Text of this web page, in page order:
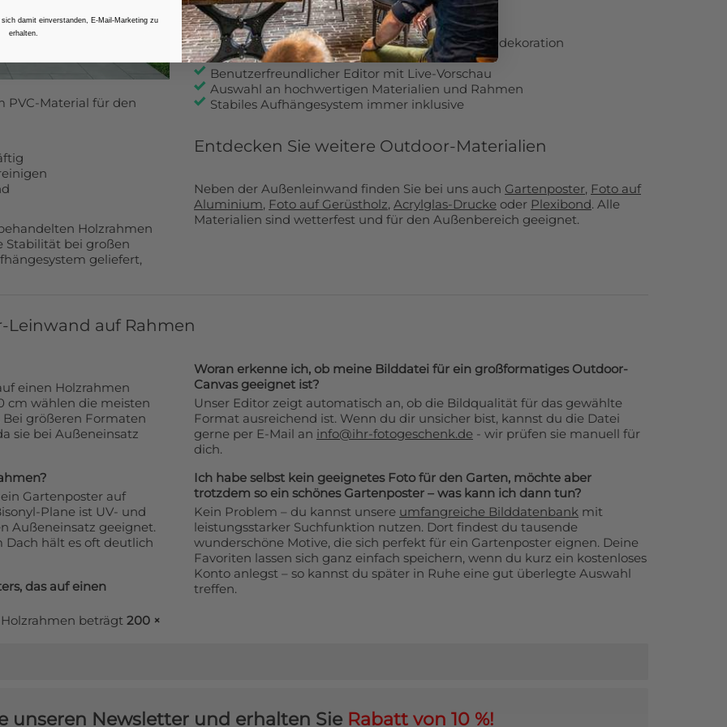
112,99€
49,99€
jetzt 57,99€
86,99€
116,99€
131,99€
191,99€
cm:221,99€
cm:236,99€
PVC-Material für den
Holzrahmen
Stabilität bei großen
geliefert,
Seit 2006 Spezialist für Außenprints und Gartendekoration
Tausende zufriedene Kunden in Deutschland
Benutzerfreundlicher Editor mit Live-Vorschau
Auswahl an hochwertigen Materialien und Rahmen
Stabiles Aufhängesystem immer inklusive
Entdecken Sie weitere Outdoor-Materialien
Neben der Außenleinwand finden Sie bei uns auch Gartenposter, Foto auf
Aluminium, Foto auf Gerüstholz, Acrylglas-Drucke oder Plexibond. Alle
Materialien sind wetterfest und für den Außenbereich geeignet.
Leinwand auf Rahmen
einen Holzrahmen
cm wählen die meisten
größeren Formaten
sie bei Außeneinsatz
Gartenposter auf
Plane ist UV- und
Außeneinsatz geeignet.
hält es oft deutlich
das auf einen
beträgt 200 ×
Woran erkenne ich, ob meine Bilddatei für ein großformatiges Outdoor-
Canvas geeignet ist?
Unser Editor zeigt automatisch an, ob die Bildqualität für das gewählte
Format ausreichend ist. Wenn du dir unsicher bist, kannst du die Datei
gerne per E-Mail an info@ihr-fotogeschenk.de - wir prüfen sie manuell für
dich.
Ich habe selbst kein geeignetes Foto für den Garten, möchte aber
trotzdem so ein schönes Gartenposter – was kann ich dann tun?
Kein Problem – du kannst unsere umfangreiche Bilddatenbank
leistungsstarker Suchfunktion nutzen. Dort findest du tausende
wunderschöne Motive, die sich perfekt für ein Gartenposter eignen. Deine
Favoriten lassen sich ganz einfach speichern, wenn du kurz ein kostenloses
Konto anlegst – so kannst du später in Ruhe eine gut überlegte Auswahl
treffen.
unseren Newsletter und erhalten Sie Rabatt von 10 %!
damit einverstanden, E-Mail-Marketing zu
erhalten.